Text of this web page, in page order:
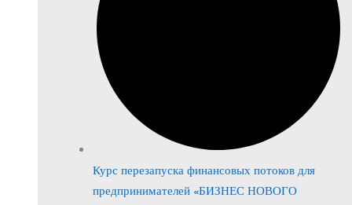
Курс перезапуска финансовых потоков для
предпринимателей «БИЗНЕС НОВОГО